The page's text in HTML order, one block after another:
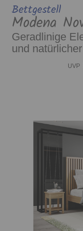
Bettgestell
Modena
Geradlinige
und
UVP